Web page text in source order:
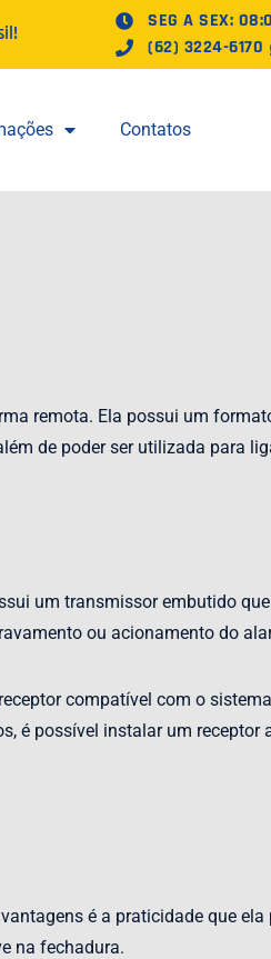
SEG A SEX:
(62) 3224-6170
Contatos
remota. Ela possui um
de poder ser utilizada para
um transmissor embutido
ou acionamento do
compatível com o
é possível instalar um
é a praticidade que
na fechadura.